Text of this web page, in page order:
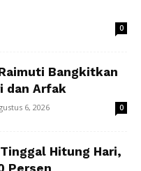
0
Bangkitkan
dan Arfak
6, 2026 0
Hitung Hari,
Persen